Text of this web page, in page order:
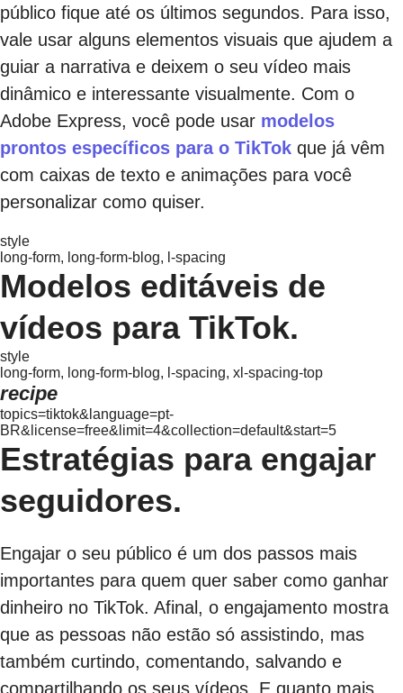
público fique até os últimos segundos. Para isso,
vale usar alguns elementos visuais que ajudem a
guiar a narrativa e deixem o seu vídeo mais
dinâmico e interessante visualmente. Com o
Adobe Express, você pode usar modelos
prontos específicos para o TikTok que já vêm
com caixas de texto e animações para você
personalizar como quiser.
style
long-form, long-form-blog, l-spacing
Modelos editáveis de
vídeos para TikTok.
style
long-form, long-form-blog, l-spacing, xl-spacing-top
recipe
topics=tiktok&language=pt-
BR&license=free&limit=4&collection=default&start=5
Estratégias para engajar
seguidores.
Engajar o seu público é um dos passos mais
importantes para quem quer saber como ganhar
dinheiro no TikTok. Afinal, o engajamento mostra
que as pessoas não estão só assistindo, mas
também curtindo, comentando, salvando e
compartilhando os seus vídeos. E quanto mais